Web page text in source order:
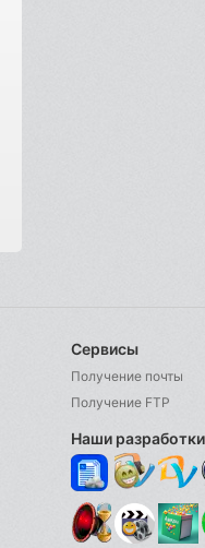
Сервисы
Получение почты
Получение FTP
Наши разработки